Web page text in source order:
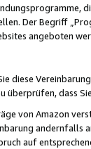
Der Begriff
angeboten
diese
dass
von Amazon
auf